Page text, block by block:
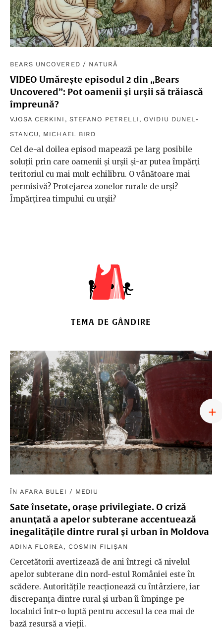
BEARS UNCOVERED / NATURĂ
VIDEO Umărește episodul 2 din „Bears
Uncovered”: Pot oamenii și urșii să trăiască
împreună?
VJOSA CERKINI , STEFANO PETRELLI , OVIDIU DUNEL-
STANCU , MICHAEL BIRD
Cel de-al doilea episod mapează pe larg posibile
soluții prin care oamenii și urșii și-ar putea împărți
teritoriul cu mai mult echilibru. O vânătoare mai
permisivă? Protejarea zonelor rurale de urși?
Împărțirea timpului cu urșii?
TEMA DE GÂNDIRE
ÎN AFARA BULEI / MEDIU
Sate însetate, orașe privilegiate. O criză
anunțată a apelor subterane accentuează
inegalitățile dintre rural și urban în Moldova
ADINA FLOREA , COSMIN FILIȘAN
Cercetătorii avertizează de ani întregi că nivelul
apelor subterane din nord-estul României este în
scădere. Autoritățile reacționează cu întârziere, iar
discrepanța dintre rural și urban îi împinge pe
localnici într-o luptă pentru accesul la cea mai de
bază resursă a vieții.